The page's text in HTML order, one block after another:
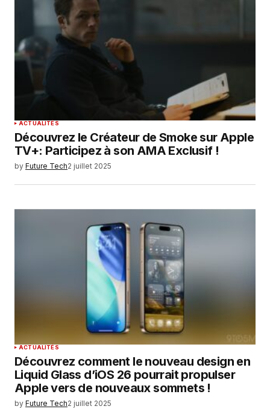
ACTUALITÉS
Découvrez le Créateur de Smoke sur Apple
TV+: Participez à son AMA Exclusif !
by Future Tech2 juillet 2025
ACTUALITÉS
Découvrez comment le nouveau design en
Liquid Glass d’iOS 26 pourrait propulser
Apple vers de nouveaux sommets !
by Future Tech2 juillet 2025